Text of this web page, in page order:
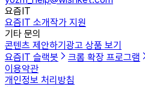
요즘IT
요즘IT 소개작가 지원
기타 문의
콘텐츠 제안하기 광고 상품 보기
요즘IT 슬랙봇
크롬 확장 프로그램
이용약관
개인정보 처리방침